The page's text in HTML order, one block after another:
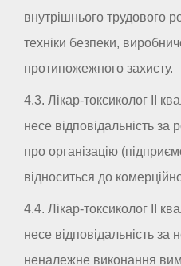
внутрішнього трудового
техніки безпеки,
протипожежного захисту.
4.3. Лікар-токсиколог II
несе відповідальність
про організацію
відноситься до
4.4. Лікар-токсиколог II
несе відповідальність за
неналежне виконання